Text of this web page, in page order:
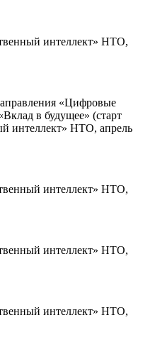
интеллект» НТО,
«Цифровые
в будущее» (старт
интеллект» НТО, апрель
интеллект» НТО,
интеллект» НТО,
интеллект» НТО,